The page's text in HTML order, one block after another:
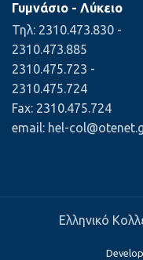
Γυμνάσιο - Λύκειο
Τηλ: 2310.473.830 -
2310.473.885
2310.475.723 -
2310.475.724
Fax: 2310.475.724
email: hel-
Ελληνικό